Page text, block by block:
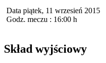
Data piątek, 11 wrzesień 2015
Godz. meczu : 16:00 h
Skład wyjściowy